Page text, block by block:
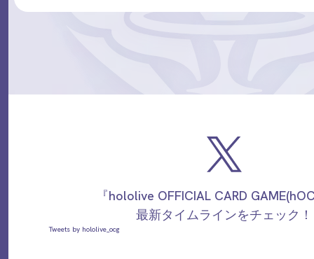
『hololive OFFICIAL CARD
最新タイムラインをチェック！
Tweets by hololive_ocg